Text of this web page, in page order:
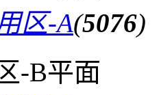
区-A(5076)
-B平面